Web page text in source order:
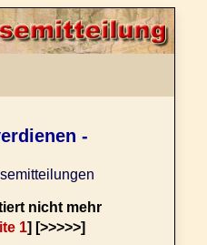
-
nicht mehr
1] [>>>>>]